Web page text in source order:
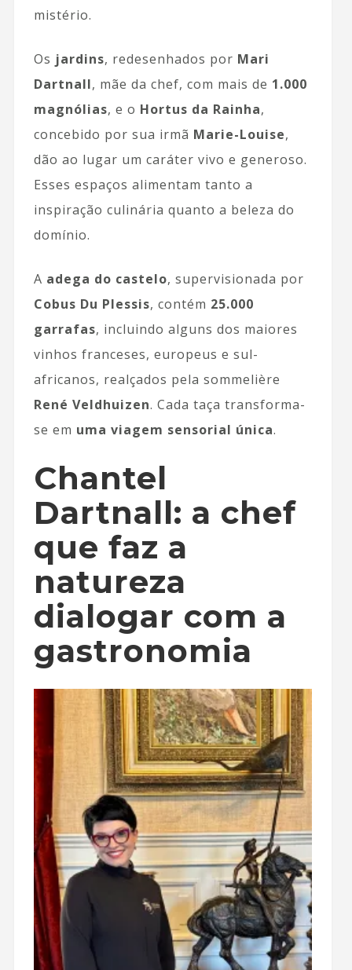
mistério.
Os jardins, redesenhados por Mari
Dartnall, mãe da chef, com mais de 1.000
magnólias, e o Hortus da Rainha,
concebido por sua irmã Marie-Louise,
dão ao lugar um caráter vivo e generoso.
Esses espaços alimentam tanto a
inspiração culinária quanto a beleza do
domínio.
A adega do castelo, supervisionada por
Cobus Du Plessis, contém 25.000
garrafas, incluindo alguns dos maiores
vinhos franceses, europeus e sul-
africanos, realçados pela sommelière
René Veldhuizen. Cada taça transforma-
se em uma viagem sensorial única.
Chantel
Dartnall: a chef
que faz a
natureza
dialogar com a
gastronomia